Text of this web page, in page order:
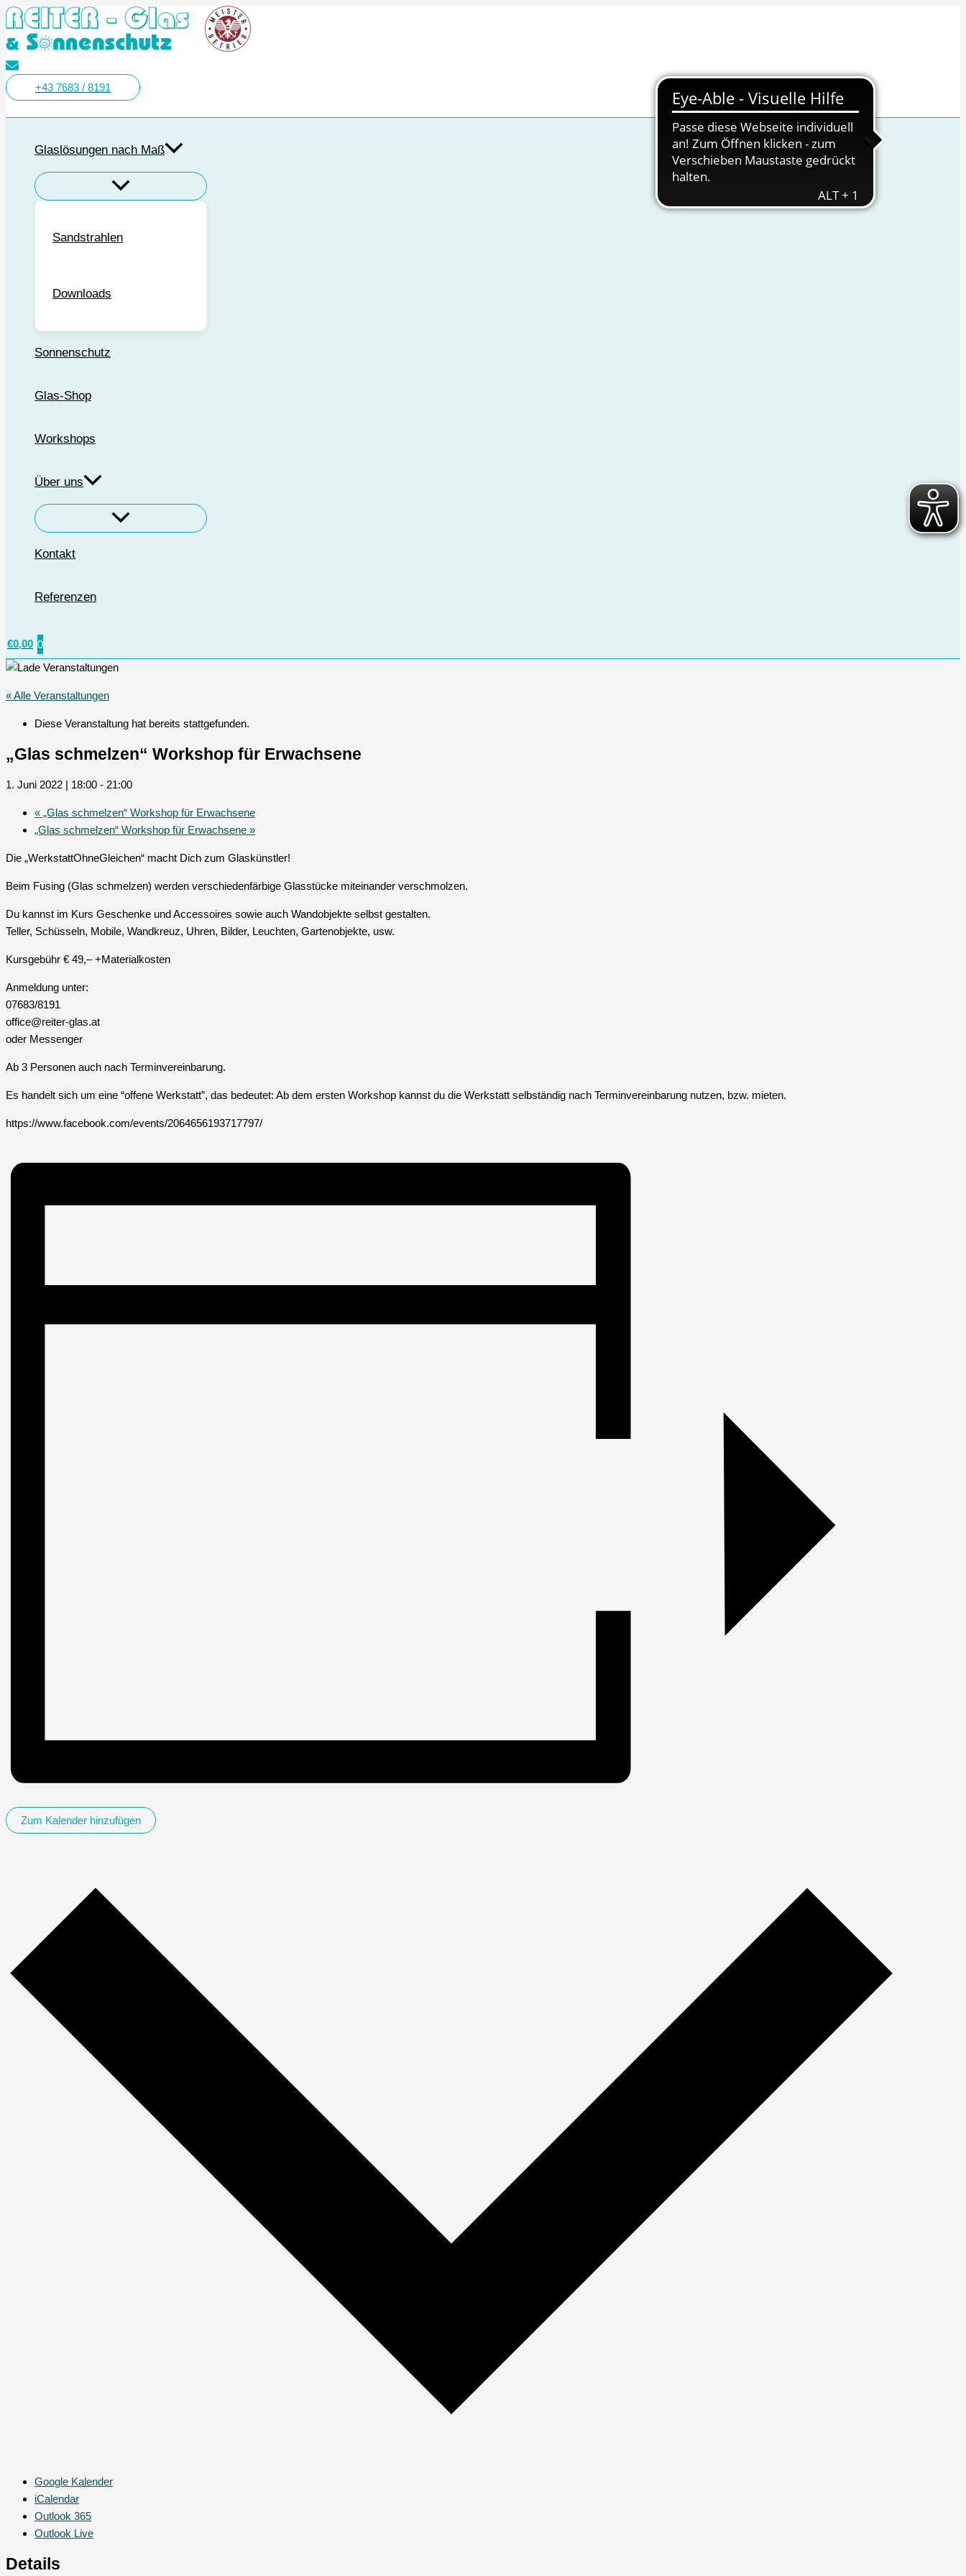
Zum
Inhalt
springen
+43 7683 / 8191
Glaslösungen nach Maß
Sandstrahlen
Downloads
Sonnenschutz
Glas-Shop
Workshops
Über uns
Kontakt
Referenzen
€0,00 0
« Alle Veranstaltungen
Diese Veranstaltung hat bereits stattgefunden.
„Glas schmelzen“ Workshop für Erwachsene
1. Juni 2022 | 18:00 - 21:00
« „Glas schmelzen“ Workshop für Erwachsene
„Glas schmelzen“ Workshop für Erwachsene »
Die „WerkstattOhneGleichen“ macht Dich zum Glaskünstler!
Beim Fusing (Glas schmelzen) werden verschiedenfärbige Glasstücke miteinander verschmolzen.
Du kannst im Kurs Geschenke und Accessoires sowie auch Wandobjekte selbst gestalten.
Teller, Schüsseln, Mobile, Wandkreuz, Uhren, Bilder, Leuchten, Gartenobjekte, usw.
Kursgebühr € 49,– +Materialkosten
Anmeldung unter:
07683/8191
office@reiter-glas.at
oder Messenger
Ab 3 Personen auch nach Terminvereinbarung.
Es handelt sich um eine “offene Werkstatt”, das bedeutet: Ab dem ersten Workshop kannst du die Werkstatt selbständig nach Terminvereinbarung nutzen, bzw. mieten.
https://www.facebook.com/events/2064656193717797/
Zum Kalender hinzufügen
Google Kalender
iCalendar
Outlook 365
Outlook Live
Details